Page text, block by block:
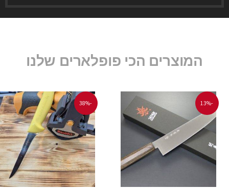
המוצרים הכי פופלארים שלנו
-13%
-38%